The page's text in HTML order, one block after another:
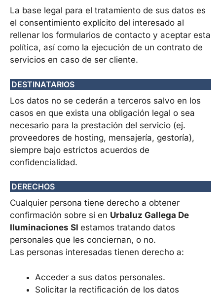
La base legal para el tratamiento de sus datos es
el consentimiento explícito del interesado al
rellenar los formularios de contacto y aceptar esta
política, así como la ejecución de un contrato de
servicios en caso de ser cliente.
DESTINATARIOS
Los datos no se cederán a terceros salvo en los
casos en que exista una obligación legal o sea
necesario para la prestación del servicio (ej.
proveedores de hosting, mensajería, gestoría),
siempre bajo estrictos acuerdos de
confidencialidad.
DERECHOS
Cualquier persona tiene derecho a obtener
confirmación sobre si en Urbaluz Gallega De
Iluminaciones Sl estamos tratando datos
personales que les conciernan, o no.
Las personas interesadas tienen derecho a:
Acceder a sus datos personales.
Solicitar la rectificación de los datos